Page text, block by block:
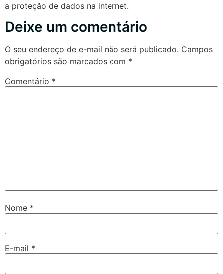
a proteção de dados na internet.
Deixe um comentário
O seu endereço de e-mail não será publicado. Campos
obrigatórios são marcados com *
Comentário *
Nome *
E-mail *